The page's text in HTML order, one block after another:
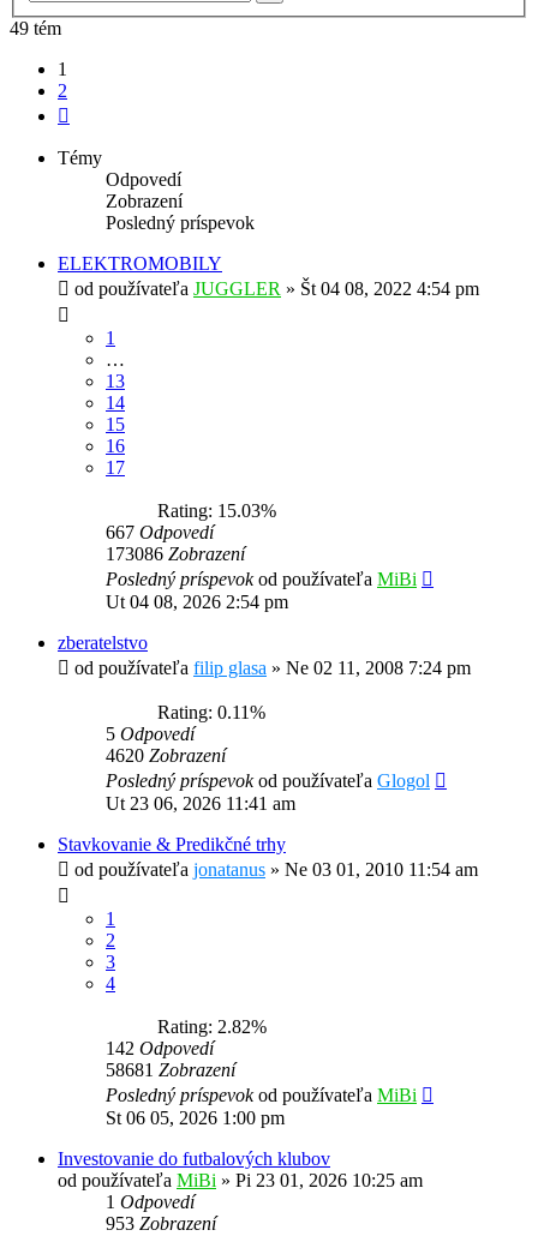
49 tém
1
2
Témy
Odpovedí
Zobrazení
Posledný príspevok
ELEKTROMOBILY
od používateľa JUGGLER » Št 04 08, 2022 4:54 pm
1
…
13
14
15
16
17
Rating: 15.03%
667 Odpovedí
173086 Zobrazení
Posledný príspevokod používateľa MiBi
Ut 04 08, 2026 2:54 pm
zberatelstvo
od používateľa filip glasa » Ne 02 11, 2008 7:24 pm
Rating: 0.11%
5 Odpovedí
4620 Zobrazení
Posledný príspevokod používateľa Glogol
Ut 23 06, 2026 11:41 am
Stavkovanie & Predikčné trhy
od používateľa jonatanus » Ne 03 01, 2010 11:54 am
1
2
3
4
Rating: 2.82%
142 Odpovedí
58681 Zobrazení
Posledný príspevokod používateľa MiBi
St 06 05, 2026 1:00 pm
Investovanie do futbalových klubov
od používateľa MiBi » Pi 23 01, 2026 10:25 am
1 Odpovedí
953 Zobrazení